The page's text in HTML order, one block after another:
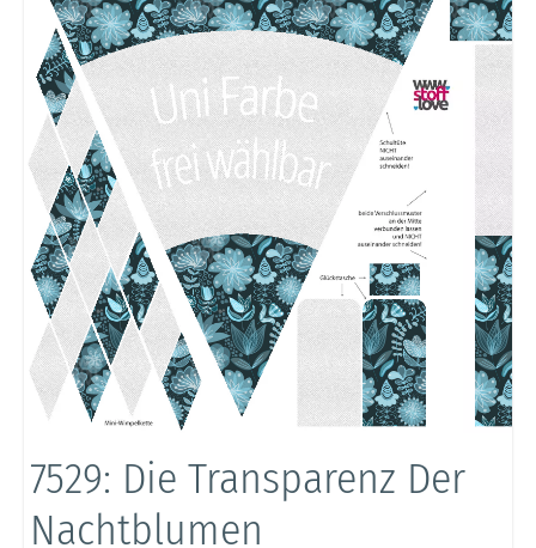
7529: Die Transparenz Der
Nachtblumen